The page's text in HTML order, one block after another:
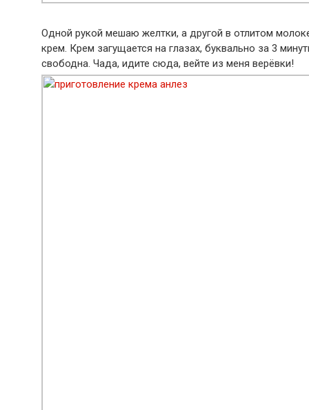
Одной рукой мешаю желтки, а другой в отлитом
крем. Крем загущается на глазах, буквально за 3
свободна. Чада, идите сюда, вейте из меня верёвки!